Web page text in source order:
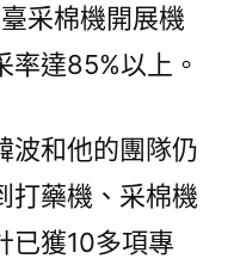
采棉機開展機
率達85%以上。
波和他的團隊仍
打藥機、采棉機
已獲10多項專